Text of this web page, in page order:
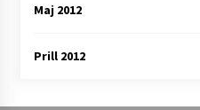
Maj 2012
Prill 2012